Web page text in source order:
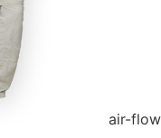
air-flow